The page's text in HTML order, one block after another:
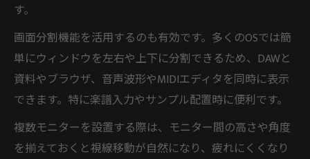
す。
画面分割機能を活用するのも有効です。多くのOSでは簡
単にウィンドウを左右や上下に分割できるため、DAWと
資料やブラウザ、音声波形やMIDIエディタを同時に表示
できます。特に楽譜入力やサンプル配置時に便利です。
複数モニターを設置する際は、モニター間の高さや角度
を揃えておくと視線移動が自然になり、疲れにくくなり